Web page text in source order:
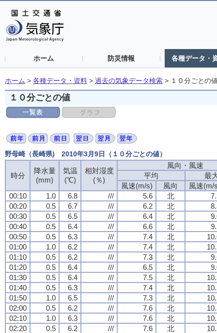
ホーム 防災情報 各種データ・
ホーム > 各種データ・資料 > 過去の気象データ検索 > １０分ごとの
１０分ごとの値
野母崎（長崎県) 2010年3月9日（１０分ごとの値）
時分
降水量
(mm)
気温
(℃)
相対湿度
(％)
風向・風速
平均
最
風速(m/s)
風向
風速(m/
00:10
1.0 6.8 /// 5.6 北
00:20
0.5 6.7 /// 6.2 北
00:30
0.5 6.5 /// 6.4 北
00:40
0.5 6.4 /// 6.6 北
00:50
0.5 6.3 /// 7.4 北
01:00
1.0 6.2 /// 7.4 北
01:10
0.5 6.2 /// 7.3 北
01:20
0.5 6.4 /// 6.5 北
01:30
0.5 6.4 /// 7.5 北
01:40
0.5 6.3 /// 7.4 北
01:50
1.0 6.5 /// 7.3 北
02:00
0.5 6.2 /// 7.6 北
02:10
1.0 6.3 /// 7.6 北
02:20
0.5 6.2 /// 7.6 北